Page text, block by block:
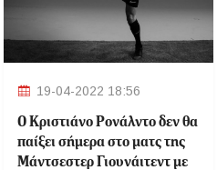
19-04-2022 18:56
Ο Κριστιάνο Ρονάλντο δεν θα
παίξει σήμερα στο ματς της
Μάντσεστερ Γιουνάιτεντ με